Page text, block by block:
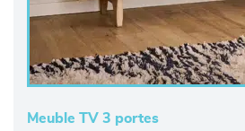
Meuble TV 3 portes